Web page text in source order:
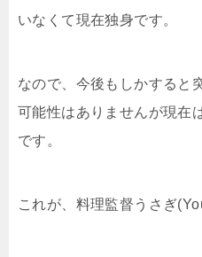
いなくて現在独身です。
なので、今後もしかすると
可能性はありませんが現在
です。
これが、料理監督うさぎ